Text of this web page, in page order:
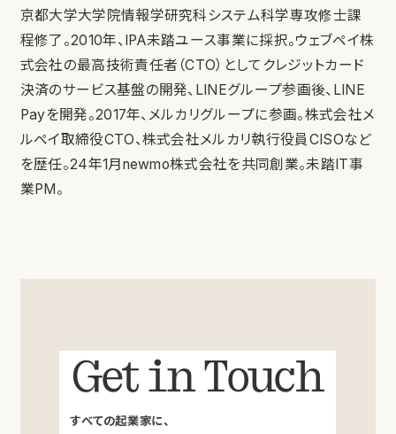
京都大学大学院情報学研究科システム科学専攻修士課
程修了。2010年、IPA未踏ユース事業に採択。ウェブペイ株
式会社の最高技術責任者（CTO）としてクレジットカード
決済のサービス基盤の開発、LINEグループ参画後、LINE
Payを開発。2017年、メルカリグループに参画。株式会社メ
ルペイ取締役CTO、株式会社メルカリ執行役員CISOなど
を歴任。24年1月newmo株式会社を共同創業。未踏IT事
業PM。
Get in Touch
すべての起業家に、